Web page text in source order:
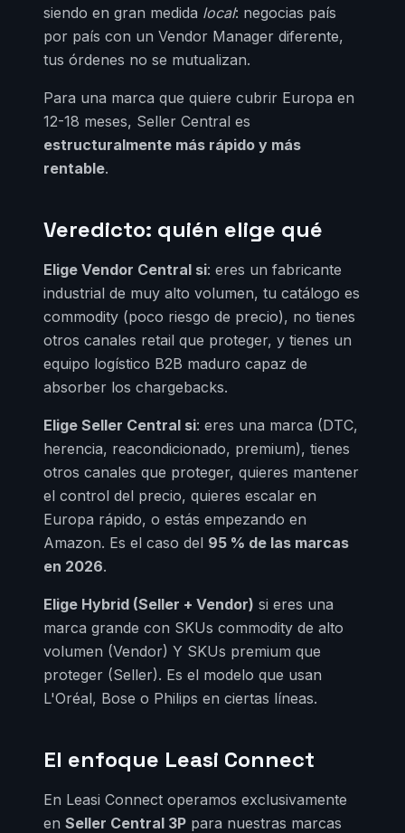
siendo en gran medida local: negocias país
por país con un Vendor Manager diferente,
tus órdenes no se mutualizan.
Para una marca que quiere cubrir Europa en
12-18 meses, Seller Central es
estructuralmente más rápido y más
rentable.
Veredicto: quién elige qué
Elige Vendor Central si: eres un fabricante
industrial de muy alto volumen, tu catálogo es
commodity (poco riesgo de precio), no tienes
otros canales retail que proteger, y tienes un
equipo logístico B2B maduro capaz de
absorber los chargebacks.
Elige Seller Central si: eres una marca (DTC,
herencia, reacondicionado, premium), tienes
otros canales que proteger, quieres mantener
el control del precio, quieres escalar en
Europa rápido, o estás empezando en
Amazon. Es el caso del 95 % de las marcas
en 2026.
Elige Hybrid (Seller + Vendor) si eres una
marca grande con SKUs commodity de alto
volumen (Vendor) Y SKUs premium que
proteger (Seller). Es el modelo que usan
L'Oréal, Bose o Philips en ciertas líneas.
El enfoque Leasi Connect
En Leasi Connect operamos exclusivamente
en Seller Central 3P para nuestras marcas